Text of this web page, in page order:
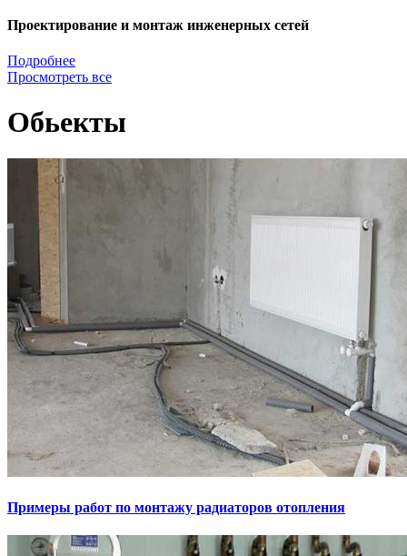
Проектирование и монтаж инженерных сетей
Подробнее
Просмотреть все
Обьекты
Примеры работ по монтажу радиаторов отопления